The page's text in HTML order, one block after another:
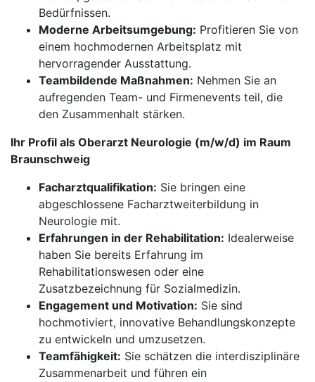
Bedürfnissen.
Moderne Arbeitsumgebung: Profitieren Sie von
einem hochmodernen Arbeitsplatz mit
hervorragender Ausstattung.
Teambildende Maßnahmen: Nehmen Sie an
aufregenden Team- und Firmenevents teil, die
den Zusammenhalt stärken.
Ihr Profil als Oberarzt Neurologie (m/w/d) im Raum
Braunschweig
Facharztqualifikation: Sie bringen eine
abgeschlossene Facharztweiterbildung in
Neurologie mit.
Erfahrungen in der Rehabilitation: Idealerweise
haben Sie bereits Erfahrung im
Rehabilitationswesen oder eine
Zusatzbezeichnung für Sozialmedizin.
Engagement und Motivation: Sie sind
hochmotiviert, innovative Behandlungskonzepte
zu entwickeln und umzusetzen.
Teamfähigkeit: Sie schätzen die interdisziplinäre
Zusammenarbeit und führen ein